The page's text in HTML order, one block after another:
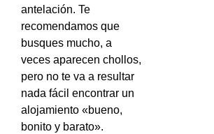
antelación. Te
recomendamos que
busques mucho, a
veces aparecen chollos,
pero no te va a resultar
nada fácil encontrar un
alojamiento «bueno,
bonito y barato».